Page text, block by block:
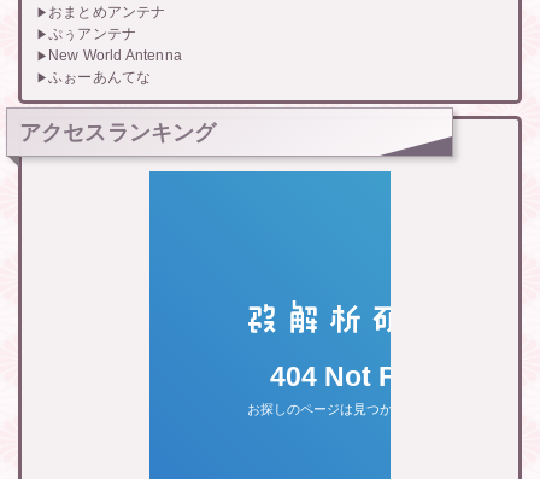
おまとめアンテナ
ぷぅアンテナ
New World Antenna
ふぉーあんてな
アクセスランキング